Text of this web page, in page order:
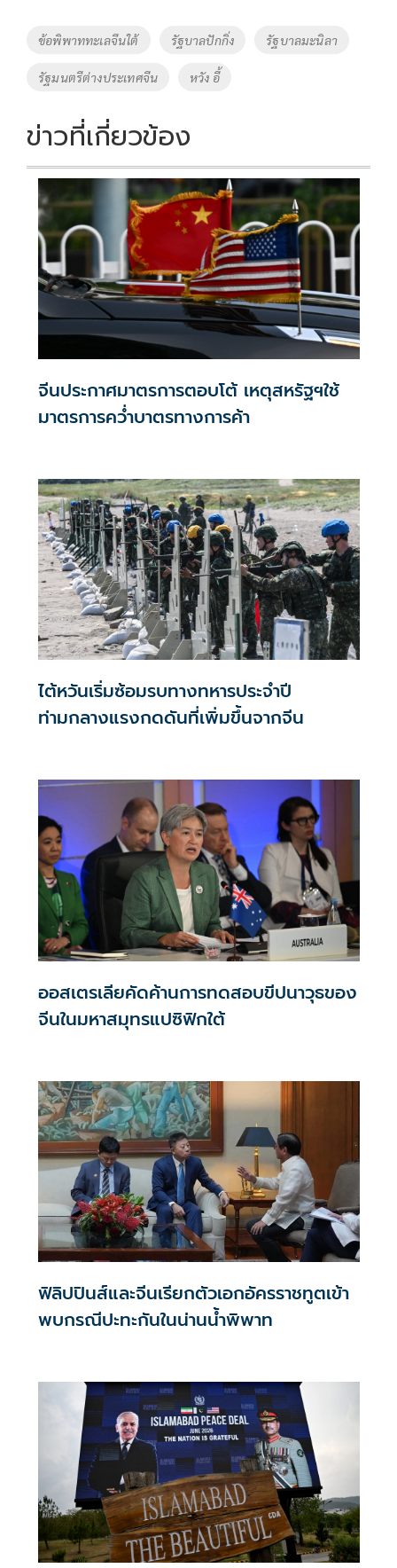
o
k
Li
n
k
Tags
ข้อพิพาททะเลจีนใต้ รัฐบาลปักกิ่ง รัฐบาลมะนิลา
รัฐมนตรีต่างประเทศจีน หวัง อี้
ข่าวที่เกี่ยวข้อง
จีนประกาศมาตรการตอบโต้ เหตุสหรัฐฯใช้
มาตรการคว่ำบาตรทางการค้า
ไต้หวันเริ่มซ้อมรบทางทหารประจำปี
ท่ามกลางแรงกดดันที่เพิ่มขึ้นจากจีน
ออสเตรเลียคัดค้านการทดสอบขีปนาวุธของ
จีนในมหาสมุทรแปซิฟิกใต้
ฟิลิปปินส์และจีนเรียกตัวเอกอัครราชทูตเข้า
พบกรณีปะทะกันในน่านน้ำพิพาท